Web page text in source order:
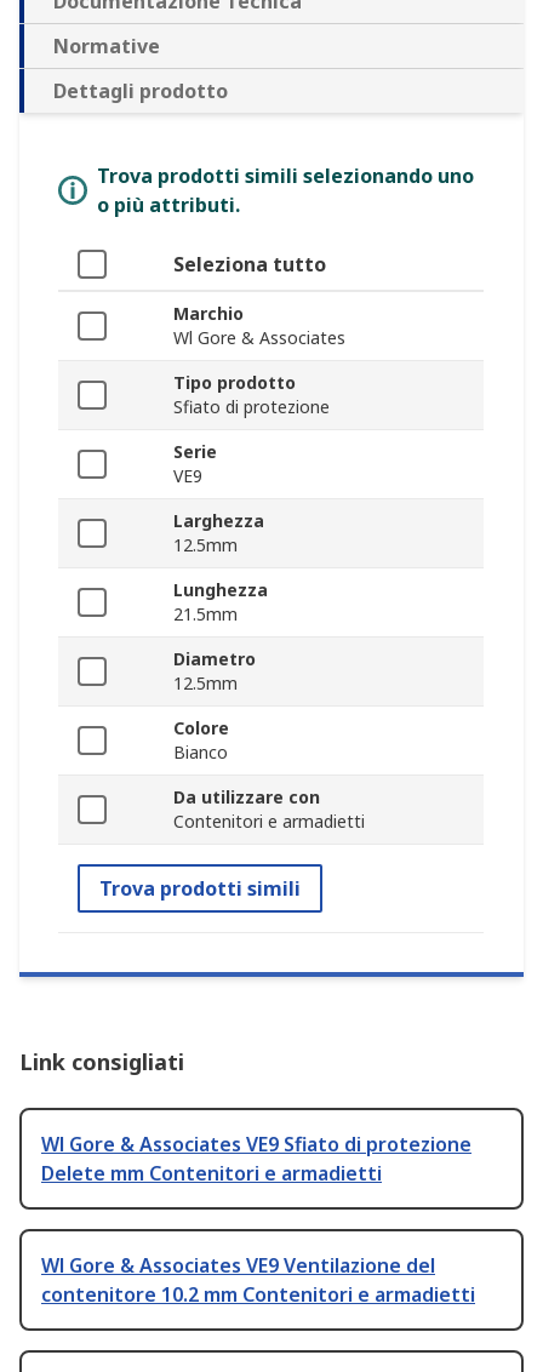
Normative
Dettagli prodotto
Trova prodotti simili selezionando uno
o più attributi.
Seleziona tutto
Marchio
Wl Gore & Associates
Tipo prodotto
Sfiato di protezione
Serie
VE9
Larghezza
12.5mm
Lunghezza
21.5mm
Diametro
12.5mm
Colore
Bianco
Da utilizzare con
Contenitori e armadietti
Trova prodotti simili
Link consigliati
Wl Gore & Associates VE9 Sfiato di protezione
Delete mm Contenitori e armadietti
Wl Gore & Associates VE9 Ventilazione del
contenitore 10.2 mm Contenitori e armadietti